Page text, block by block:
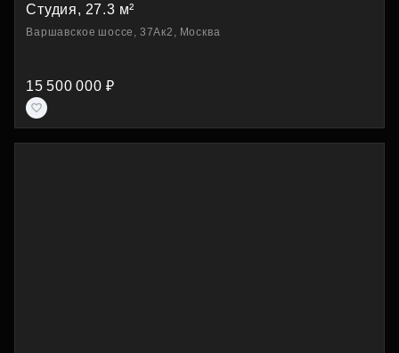
Студия, 27.3 м²
Варшавское шоссе, 37Ак2, Москва
15 500 000 ₽